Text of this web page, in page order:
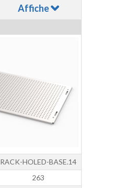
Affiche
RACK-HOLED-BASE.14
263